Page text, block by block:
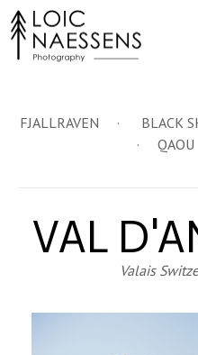
FJALLRAVEN · BLACK
· QAOU
VAL
Valais